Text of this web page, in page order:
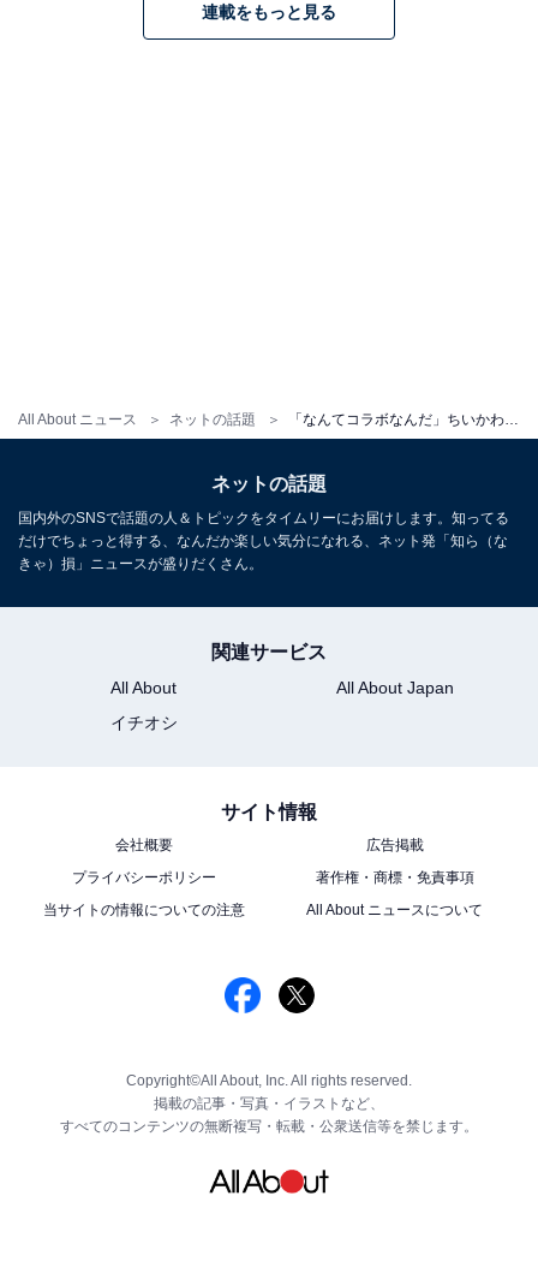
All About ニュース ネットの話題
連載をもっと見る
ネットの話題
国内外のSNSで話題の人＆トピックをタイムリーにお届けします。知ってる
だけでちょっと得する、なんだか楽しい気分になれる、ネット発「知ら（な
きゃ）損」ニュースが盛りだくさん。
関連サービス
All About
All About Japan
イチオシ
サイト情報
会社概要
広告掲載
プライバシーポリシー
著作権・商標・免責事項
当サイトの情報についての注意
All About ニュースについて
Copyright©All About, Inc. All rights reserved.
掲載の記事・写真・イラストなど、
すべてのコンテンツの無断複写・転載・公衆送信等を禁じます。